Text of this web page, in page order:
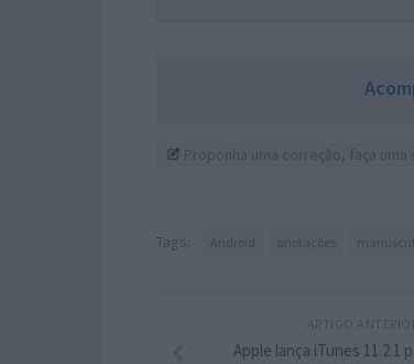
Tags:
Apple lança iTunes 11.2.1